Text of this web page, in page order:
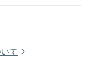
て